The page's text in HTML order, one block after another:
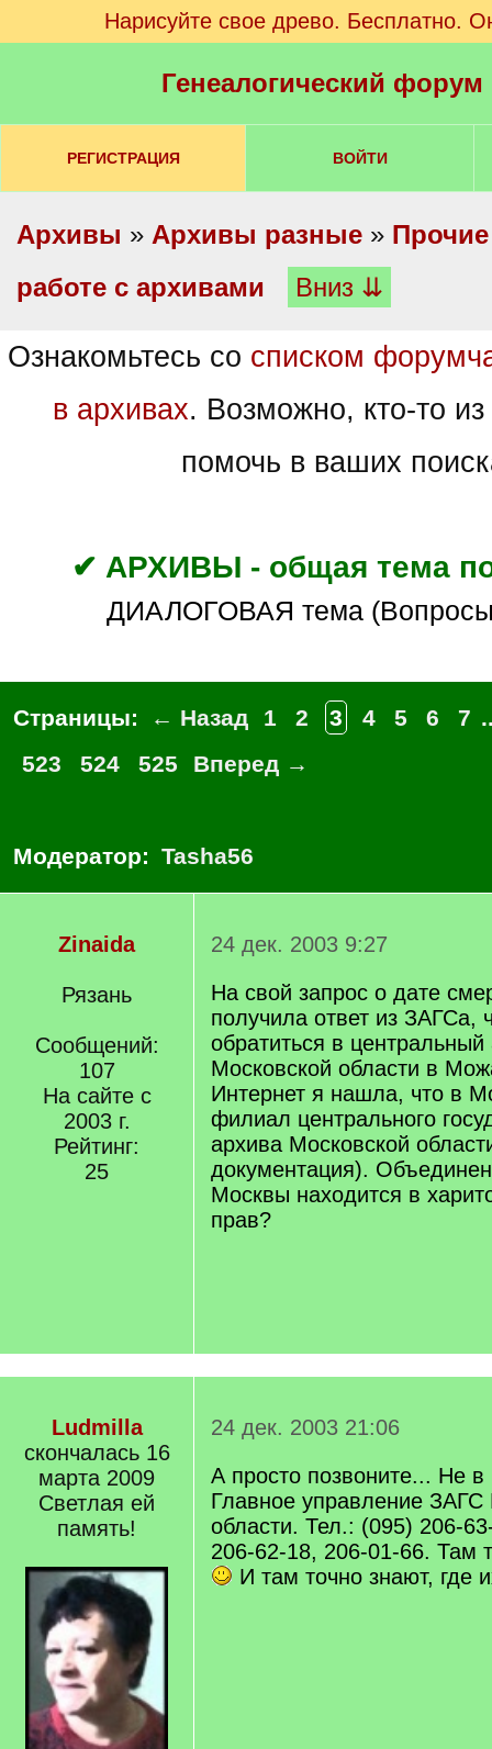
Нарисуйте свое древо. Бесплатно.
Генеалогический
РЕГИСТРАЦИЯ ВОЙТИ
Архивы » Архивы разные »
работе с архивами
Вниз ⇊
Ознакомьтесь со списком
в архивах. Возможно, кто-то
помочь в ваших
✔ АРХИВЫ - общая тема
ДИАЛОГОВАЯ тема
Страницы: ← Назад 1 2 3 4 5 6 7
523
524 525 Вперед →
Модератор: Tasha56
Zinaida
Рязань
Сообщений:
107
На сайте с
2003 г.
Рейтинг:
25
24 дек. 2003 9:27
На свой запрос о дате
получила ответ из ЗАГСа,
обратиться в
Московской области в
Интернет я нашла, что в
филиал центрального
архива Московской
документация).
Москвы находится в
прав?
Ludmilla
скончалась 16
марта 2009
Светлая ей
память!
24 дек. 2003 21:06
А просто позвоните... Не
Главное управление ЗАГС
области. Тел.: (095) 206-
206-62-18, 206-01-66. Там
И там точно знают, где